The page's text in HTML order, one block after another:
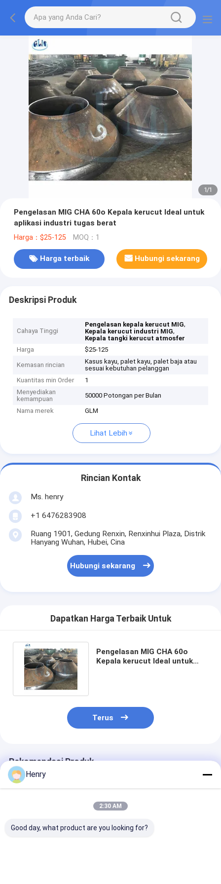
1/1
Pengelasan MIG CHA 60o Kepala kerucut Ideal untuk
aplikasi industri tugas berat
Harga：$25-125 MOQ：1
Harga terbaik Hubungi sekarang
Deskripsi Produk
Cahaya Tinggi
Pengelasan kepala kerucut MIG,
Kepala kerucut industri MIG,
Kepala tangki kerucut atmosfer
Harga
$25-125
Kemasan rincian
Kasus kayu, palet kayu, palet baja atau
sesuai kebutuhan pelanggan
Kuantitas min Order
1
Menyediakan
kemampuan
50000 Potongan per Bulan
Nama merek GLM
Lihat Lebih
Rincian Kontak
Ms. henry
+1 6476283908
Ruang 1901, Gedung Renxin, Renxinhui Plaza, Distrik
Hanyang Wuhan, Hubei, Cina
Hubungi sekarang
Dapatkan Harga Terbaik Untuk
Pengelasan MIG CHA 60o
Kepala kerucut Ideal untuk
Terus
Rekomendasi Produk
Henry
2:30 AM
Good day, what product are you looking for?